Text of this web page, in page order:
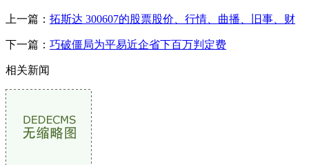
上一篇： 拓斯达 300607的股票股价、行情、曲播、旧事、财
下一篇： 巧破僵局为平易近企省下百万判定费
相关新闻